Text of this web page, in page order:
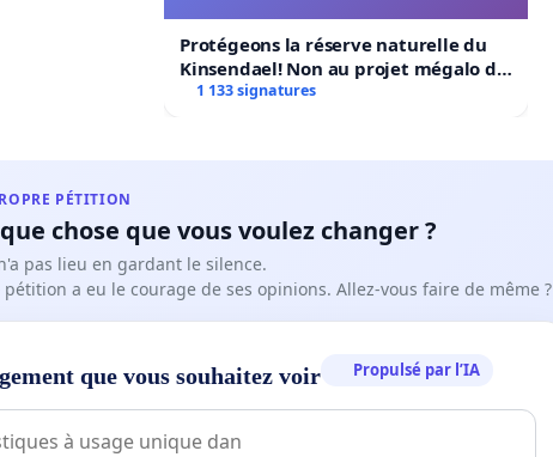
Protégeons la réserve naturelle du
Kinsendael! Non au projet mégalo du
Centre sportif Le Roseau!
1 133 signatures
PÉTITION
chose que vous voulez changer ?
pas lieu en gardant le silence.
a eu le courage de ses opinions. Allez-vous faire de même ?
que vous souhaitez voir Propulsé par l’IA